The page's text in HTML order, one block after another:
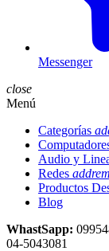
Messenger
close
Menú
Categorías
Audio y
Redes add
Productos
Blog
WhastSapp:
04-5043081